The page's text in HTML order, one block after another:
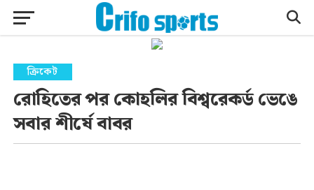
ক্রিকেট
রোহিতের পর কোহলির বিশ্বরেকর্ড ভেঙে
সবার শীর্ষে বাবর